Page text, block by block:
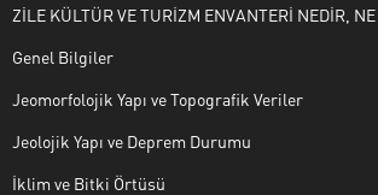
ZİLE KÜLTÜR VE TURİZM ENVANTERİ NEDİR,
Genel Bilgiler
Jeomorfolojik Yapı ve Topografik Veriler
Jeolojik Yapı ve Deprem Durumu
İklim ve Bitki Örtüsü